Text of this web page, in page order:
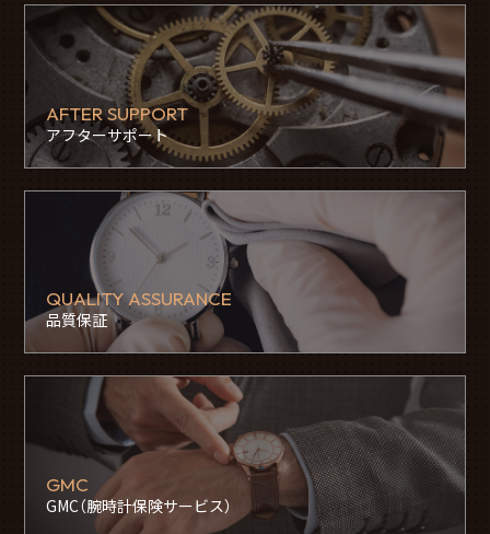
AFTER SUPPORT
アフターサポート
QUALITY ASSURANCE
品質保証
GMC
GMC（腕時計保険サービス）